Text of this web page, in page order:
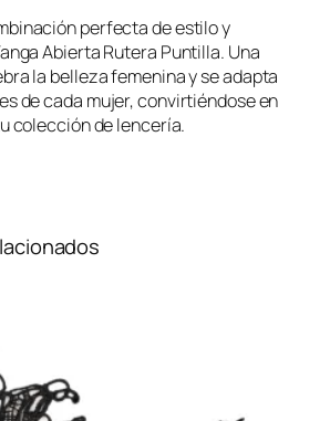
perfecta de estilo y
Abierta Rutera Puntilla. Una
la belleza femenina y se adapta
de cada mujer, convirtiéndose en
colección de lencería.